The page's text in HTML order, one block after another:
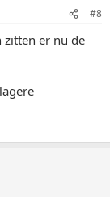
#8
zitten er nu de